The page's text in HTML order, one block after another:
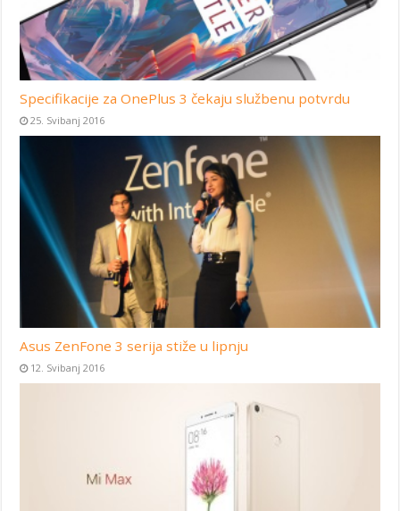
Specifikacije za OnePlus 3 čekaju službenu potvrdu
25. Svibanj 2016
Asus ZenFone 3 serija stiže u lipnju
12. Svibanj 2016